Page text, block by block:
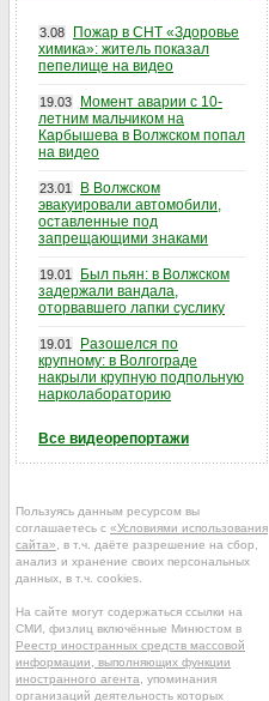
3.08
Пожар в СНТ «Здоровье
химика»: житель показал
пепелище на видео
19.03
Момент аварии с 10-
летним мальчиком на
Карбышева в Волжском попал
на видео
23.01
В Волжском
эвакуировали автомобили,
оставленные под
запрещающими знаками
19.01
Был пьян: в Волжском
задержали вандала,
оторвавшего лапки суслику
19.01
Разошелся по
крупному: в Волгограде
накрыли крупную подпольную
нарколабораторию
Все видеорепортажи
Пользуясь данным ресурсом вы
соглашаетесь с «Условиями использования
сайта» , в т.ч. даёте разрешение на сбор,
анализ и хранение своих персональных
данных, в т.ч. cookies.
На сайте могут содержаться ссылки на
СМИ, физлиц включённые Минюстом в
Реестр иностранных средств массовой
информации, выполняющих функции
иностранного агента , упоминания
организаций деятельность которых